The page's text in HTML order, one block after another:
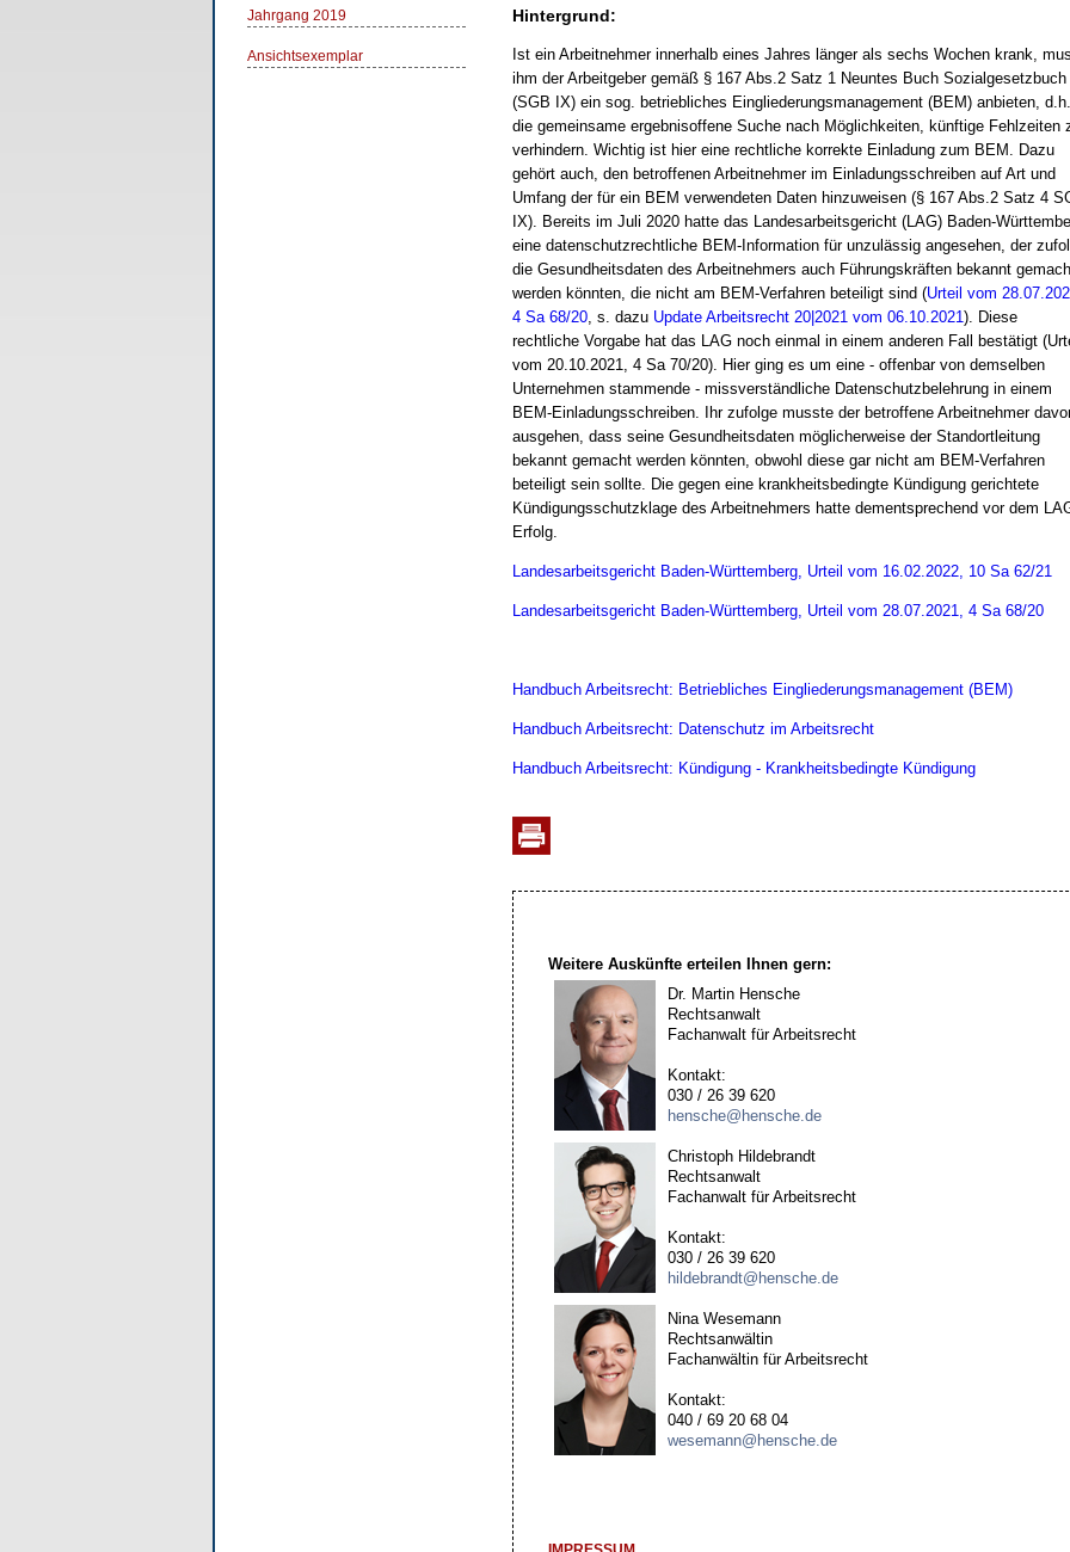
Jahrgang 2019
Ansichtsexemplar
Hintergrund:
Ist ein Arbeitnehmer innerhalb eines Jahres länger als sechs Wochen krank,
ihm der Arbeitgeber gemäß § 167 Abs.2 Satz 1 Neuntes Buch Sozialgesetzbuch
(SGB IX) ein sog. betriebliches Eingliederungsmanagement (BEM) anbieten, d.h.
die gemeinsame ergebnisoffene Suche nach Möglichkeiten, künftige Fehlzeiten
verhindern. Wichtig ist hier eine rechtliche korrekte Einladung zum BEM. Dazu
gehört auch, den betroffenen Arbeitnehmer im Einladungsschreiben auf Art und
Umfang der für ein BEM verwendeten Daten hinzuweisen (§ 167 Abs.2 Satz 4
IX). Bereits im Juli 2020 hatte das Landesarbeitsgericht (LAG) Baden-
eine datenschutzrechtliche BEM-Information für unzulässig angesehen, der
die Gesundheitsdaten des Arbeitnehmers auch Führungskräften bekannt
werden könnten, die nicht am BEM-Verfahren beteiligt sind (Urteil vom
4 Sa 68/20, s. dazu Update Arbeitsrecht 20|2021 vom 06.10.2021). Diese
rechtliche Vorgabe hat das LAG noch einmal in einem anderen Fall bestätigt
vom 20.10.2021, 4 Sa 70/20). Hier ging es um eine - offenbar von demselben
Unternehmen stammende - missverständliche Datenschutzbelehrung in einem
BEM-Einladungsschreiben. Ihr zufolge musste der betroffene Arbeitnehmer
ausgehen, dass seine Gesundheitsdaten möglicherweise der Standortleitung
bekannt gemacht werden könnten, obwohl diese gar nicht am BEM-Verfahren
beteiligt sein sollte. Die gegen eine krankheitsbedingte Kündigung gerichtete
Kündigungsschutzklage des Arbeitnehmers hatte dementsprechend vor dem
Erfolg.
Landesarbeitsgericht Baden-Württemberg, Urteil vom 16.02.2022, 10 Sa 62/21
Landesarbeitsgericht Baden-Württemberg, Urteil vom 28.07.2021, 4 Sa 68/20
Handbuch Arbeitsrecht: Betriebliches Eingliederungsmanagement (BEM)
Handbuch Arbeitsrecht: Datenschutz im Arbeitsrecht
Handbuch Arbeitsrecht: Kündigung - Krankheitsbedingte Kündigung
Weitere Auskünfte erteilen Ihnen gern:
Dr. Martin Hensche
Rechtsanwalt
Fachanwalt für Arbeitsrecht
Kontakt:
030 / 26 39 620
hensche@hensche.de
Christoph Hildebrandt
Rechtsanwalt
Fachanwalt für Arbeitsrecht
Kontakt:
030 / 26 39 620
hildebrandt@hensche.de
Nina Wesemann
Rechtsanwältin
Fachanwältin für Arbeitsrecht
Kontakt:
040 / 69 20 68 04
wesemann@hensche.de